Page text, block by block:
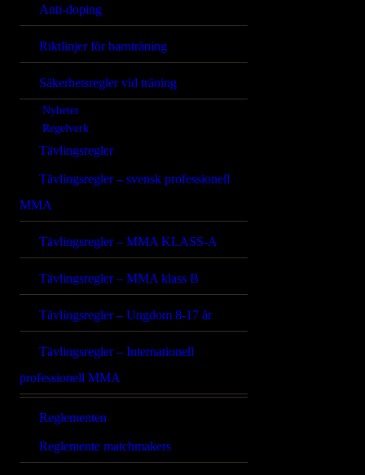
Anti-doping
Riktlinjer för barnträning
Säkerhetsregler vid träning
Nyheter
Regelverk
Tävlingsregler
Tävlingsregler – svensk professionell
MMA
Tävlingsregler – MMA KLASS-A
Tävlingsregler – MMA klass B
Tävlingsregler – Ungdom 8-17 år
Tävlingsregler – Internationell
professionell MMA
Reglementen
Reglemente matchmakers